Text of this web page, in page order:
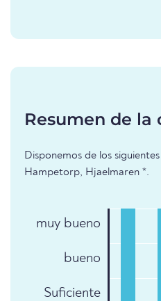
Resumen de la
Disponemos de los
Hampetorp, Hjaelmaren *.
muy bueno
bueno
Suficiente